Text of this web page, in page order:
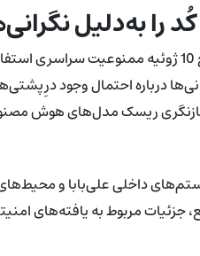
کُد را به‌دلیل
به‌گزارش یک منبع مطلع، علی‌بابا از تاریخ 10
درباره احتمال وجود
ریسک مدل‌های هوش
داخلی علی‌بابا و
جزئیات مربوط به یافته‌های